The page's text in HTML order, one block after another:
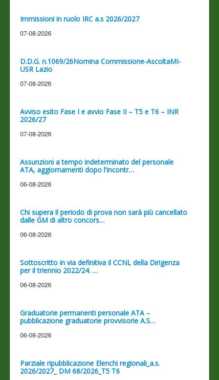
Immissioni in ruolo IRC a.s 2026/2027
07-08-2026
D.D.G. n.1069/26Nomina Commissione-AscoltaMI-
USR Lazio
07-08-2026
Avviso esito Fase I e avvio Fase II – T5 e T6 – INR
2026/27
07-08-2026
Assunzioni a tempo indeterminato del personale
ATA, aggiornamenti dopo l'incontr…
06-08-2026
Chi supera il periodo di prova non sarà più cancellato
dalle GM di altro concors…
06-08-2026
Sottoscritto in via definitiva il CCNL della Dirigenza
per il triennio 2022/24. …
06-08-2026
Graduatorie permanenti personale ATA –
pubblicazione graduatorie provvisorie A.S…
06-08-2026
Parziale ripubblicazione Elenchi regionali_a.s.
2026/2027_ DM 68/2026_T5 T6